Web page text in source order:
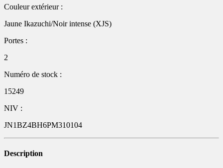
Couleur extérieur :
Jaune Ikazuchi/Noir intense (XJS)
Portes :
2
Numéro de stock :
15249
NIV :
JN1BZ4BH6PM310104
Description